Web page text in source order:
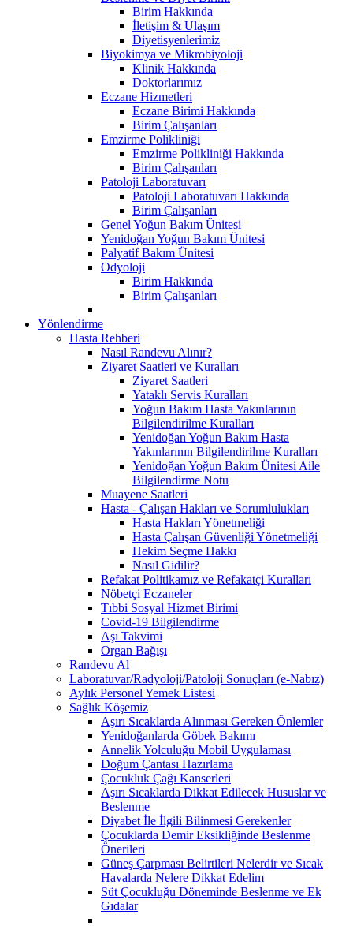
Birim Hakkında
İletişim & Ulaşım
Diyetisyenlerimiz
Biyokimya ve Mikrobiyoloji
Klinik Hakkında
Doktorlarımız
Eczane Hizmetleri
Eczane Birimi Hakkında
Birim Çalışanları
Emzirme Polikliniği
Emzirme Polikliniği Hakkında
Birim Çalışanları
Patoloji Laboratuvarı
Patoloji Laboratuvarı Hakkında
Birim Çalışanları
Genel Yoğun Bakım Ünitesi
Yenidoğan Yoğun Bakım Ünitesi
Palyatif Bakım Ünitesi
Odyoloji
Birim Hakkında
Birim Çalışanları
Yönlendirme
Hasta Rehberi
Nasıl Randevu Alınır?
Ziyaret Saatleri ve Kuralları
Ziyaret Saatleri
Yataklı Servis Kuralları
Yoğun Bakım Hasta Yakınlarının
Bilgilendirilme Kuralları
Yenidoğan Yoğun Bakım Hasta
Yakınlarının Bilgilendirilme Kuralları
Yenidoğan Yoğun Bakım Ünitesi Aile
Bilgilendirme Notu
Muayene Saatleri
Hasta - Çalışan Hakları ve Sorumlulukları
Hasta Hakları Yönetmeliği
Hasta Çalışan Güvenliği Yönetmeliği
Hekim Seçme Hakkı
Nasıl Gidilir?
Refakat Politikamız ve Refakatçi Kuralları
Nöbetçi Eczaneler
Tıbbi Sosyal Hizmet Birimi
Covid-19 Bilgilendirme
Aşı Takvimi
Organ Bağışı
Randevu Al
Laboratuvar/Radyoloji/Patoloji Sonuçları (e-Nabız)
Aylık Personel Yemek Listesi
Sağlık Köşemiz
Aşırı Sıcaklarda Alınması Gereken Önlemler
Yenidoğanlarda Göbek Bakımı
Annelik Yolculuğu Mobil Uygulaması
Doğum Çantası Hazırlama
Çocukluk Çağı Kanserleri
Aşırı Sıcaklarda Dikkat Edilecek Hususlar ve
Beslenme
Diyabet İle İlgili Bilinmesi Gerekenler
Çocuklarda Demir Eksikliğinde Beslenme
Önerileri
Güneş Çarpması Belirtileri Nelerdir ve Sıcak
Havalarda Nelere Dikkat Edelim
Süt Çocukluğu Döneminde Beslenme ve Ek
Gıdalar